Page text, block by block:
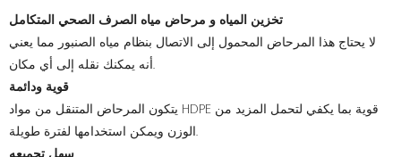
تخزين المياه و مرحاض مياه الصرف الصحي المتكامل
لا يحتاج هذا المرحاض المحمول إلى الاتصال بنظام مياه الصنبور مما يعني
أنه يمكنك نقله إلى أي مكان.
قوية ودائمة
يتكون المرحاض المتنقل من مواد HDPE قوية بما يكفي لتحمل المزيد من
الوزن ويمكن استخدامها لفترة طويلة.
سهل تجميعه